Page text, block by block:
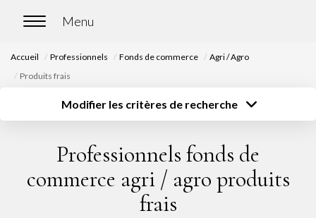
ACHETER
Nos biens en vente
Chasse immobilière
Accueil Professionnels Fonds de commerce
Agri / Agro
Produits frais
Modifier les critères de recherche
Sélectionnez...
Type de bien
Sélectionnez...
Surface
Budget
Professionnels fonds de
commerce agri / agro produits
frais